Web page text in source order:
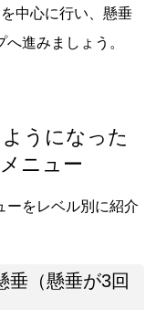
中心に行い、懸垂
進みましょう。
うになった
ニュー
ーをレベル別に紹介
（懸垂が3回